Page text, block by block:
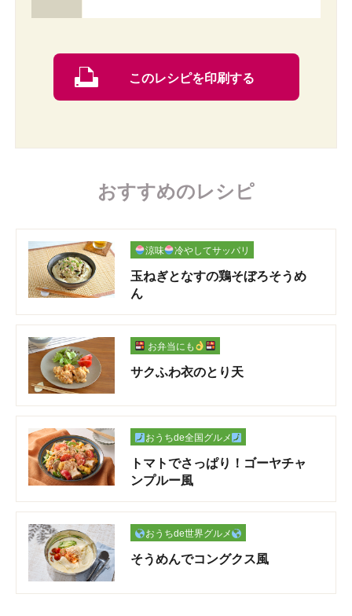
このレシピを印刷する
おすすめのレシピ
涼味 冷やしてサッパリ
玉ねぎとなすの鶏そぼろそうめ
ん
お弁当にも
サクふわ衣のとり天
おうちde全国グルメ
トマトでさっぱり！ゴーヤチャ
ンプルー風
おうちde世界グルメ
そうめんでコングクス風